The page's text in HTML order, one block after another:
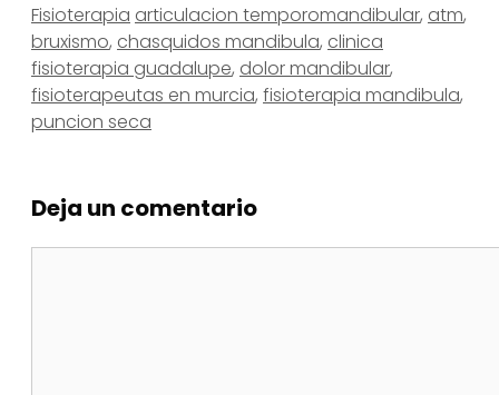
Categorías
Fisioterapia Etiquetas
articulacion temporomandibular, atm,
bruxismo, chasquidos mandibula, clinica
fisioterapia guadalupe, dolor mandibular,
fisioterapeutas en murcia, fisioterapia mandibula,
puncion seca
Deja un comentario